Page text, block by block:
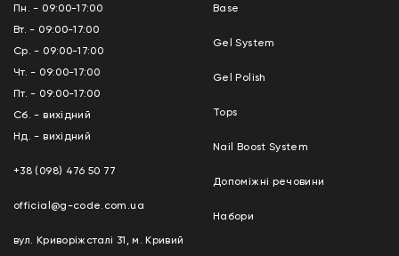
Пн. - 09:00-17:00
Вт. - 09:00-17:00
Ср. - 09:00-17:00
Чт. - 09:00-17:00
Пт. - 09:00-17:00
Сб. - вихідний
Нд. - вихідний
+38 (098) 476 50 77
official@g-code.com.ua
вул. Криворіжсталі 31, м. Кривий
Base
Gel System
Gel Polish
Tops
Nail Boost System
Допоміжні речовини
Набори